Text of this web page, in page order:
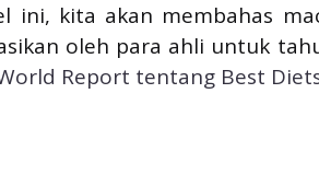
ini, kita akan membahas
oleh para ahli untuk
Report tentang Best